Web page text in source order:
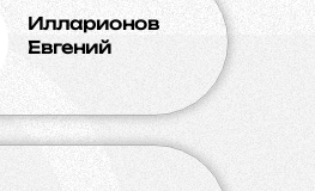
Илларионов
Евгений